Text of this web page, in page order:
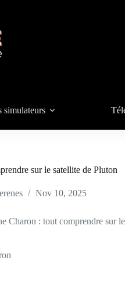
simulateurs
sur le satellite de Pluton
Nov 10, 2025
Charon : tout comprendre sur